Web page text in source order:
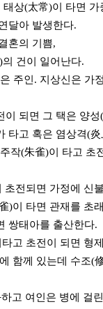
상(太常)이 타면
아 발생한다.
의 기쁨,
이 일어난다.
인. 지상신은 가
되면 그 택은 양성
고 혹은 염상격(
(朱雀)이 타고 초
전되면 가정에
)이 타면 관재를 초
쌍태아를 출산한다.
고 초전이 되면 형
함께 있는데 수조(
고 여인은 병에 걸